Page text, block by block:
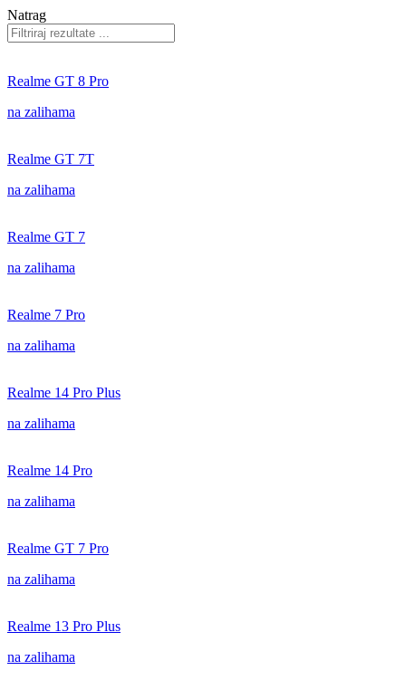
Natrag
Realme GT 8 Pro
na zalihama
Realme GT 7T
na zalihama
Realme GT 7
na zalihama
Realme 7 Pro
na zalihama
Realme 14 Pro Plus
na zalihama
Realme 14 Pro
na zalihama
Realme GT 7 Pro
na zalihama
Realme 13 Pro Plus
na zalihama